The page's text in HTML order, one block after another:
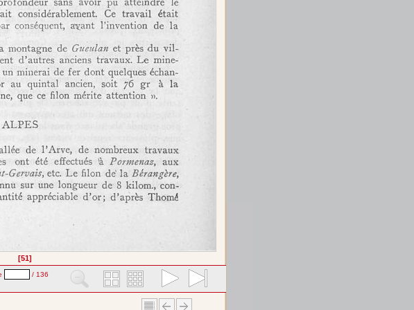
[51]
/ 136